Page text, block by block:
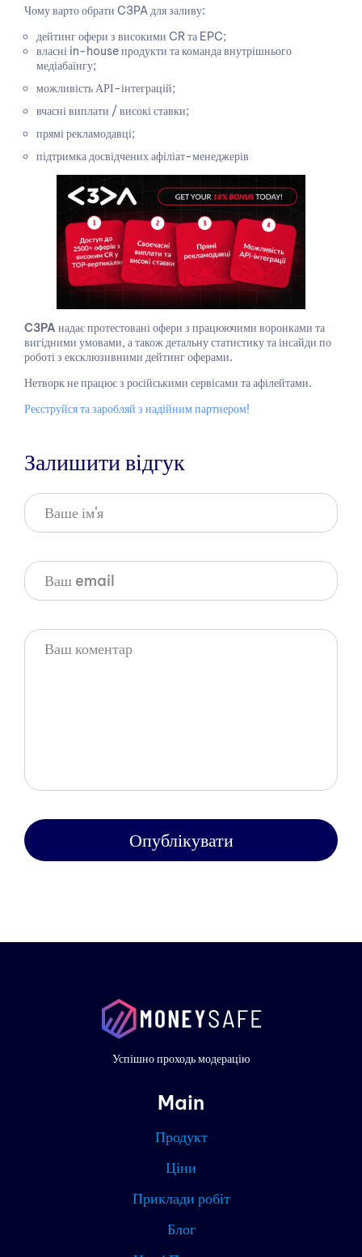
Чому варто обрати C3PA для заливу:
дейтинг офери з високими CR та EPC;
власні in-house продукти та команда внутрішнього
медіабаїнгу;
можливість АРІ-інтеграцій;
вчасні виплати / високі ставки;
прямі рекламодавці;
підтримка досвідчених афіліат-менеджерів
C3PA надає протестовані офери з працюючими воронками та
вигідними умовами, а також детальну статистику та інсайди по
роботі з ексклюзивними дейтинг оферами.
Нетворк не працює з російськими сервісами та афілейтами.
Реєструйся та заробляй з надійним партнером!
Залишити відгук
Опублікувати
Успішно проходь модерацію
Main
Продукт
Ціни
Приклади робіт
Блог